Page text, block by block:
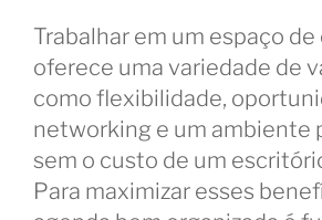
Trabalhar em um espaço
oferece uma variedade de
como flexibilidade,
networking e um ambiente
sem o custo de um
Para maximizar esses